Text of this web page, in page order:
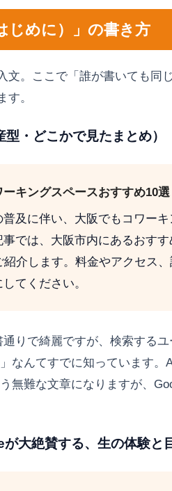
じめに）」の書き方
文。ここで「誰が書いても同
す。
・どこかで見たまとめ）
ーキングスペースおすすめ10選
及に伴い、大阪でもコワー
では、大阪市内にあるおす
介します。料金やアクセス
てください。
通りで綺麗ですが、検索する
なんてすでに知っています。
無難な文章になりますが、
大絶賛する、生の体験と